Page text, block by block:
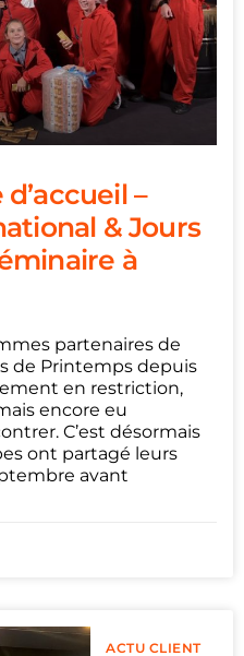
–
& Jours
à
partenaires de
de Printemps depuis
en restriction,
encore eu
C’est désormais
ont partagé leurs
avant
ACTU CLIENT